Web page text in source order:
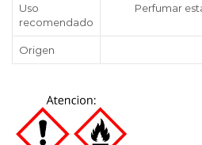
Uso
recomendado
Perfumar
Origen